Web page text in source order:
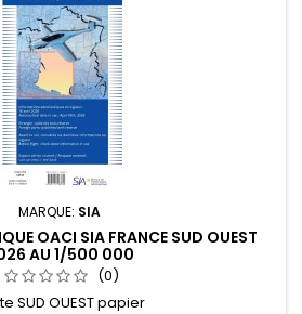
MARQUE: SIA
OACI SIA FRANCE SUD OUEST
AU 1/500 000
(0)
SUD OUEST papier